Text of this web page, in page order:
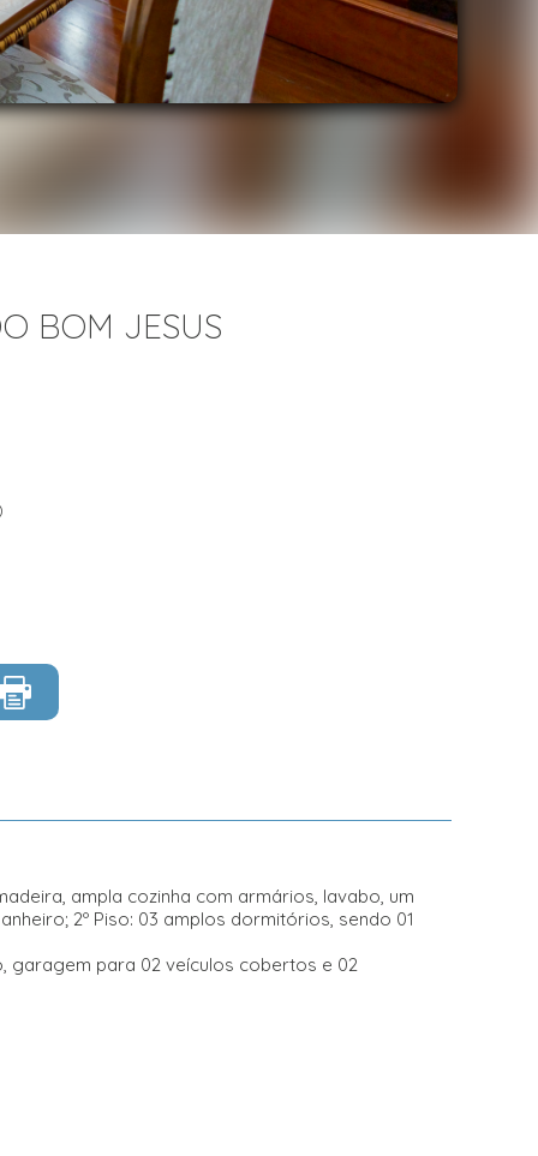
BOM JESUS
ampla cozinha com armários, lavabo, um
2º Piso: 03 amplos dormitórios, sendo 01
garagem para 02 veículos cobertos e 02